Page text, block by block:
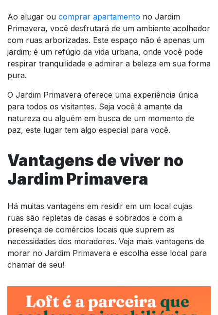
Ao alugar ou comprar apartamento no Jardim
Primavera, você desfrutará de um ambiente acolhedor
com ruas arborizadas. Este espaço não é apenas um
jardim; é um refúgio da vida urbana, onde você pode
respirar tranquilidade e admirar a beleza em sua forma
pura.
O Jardim Primavera oferece uma experiência única
para todos os visitantes. Seja você é amante da
natureza ou alguém em busca de um momento de
paz, este lugar tem algo especial para você.
Vantagens de viver no
Jardim Primavera
Há muitas vantagens em residir em um local cujas
ruas são repletas de casas e sobrados e com a
presença de comércios locais que suprem as
necessidades dos moradores. Veja mais vantagens de
morar no Jardim Primavera e escolha esse local para
chamar de seu!